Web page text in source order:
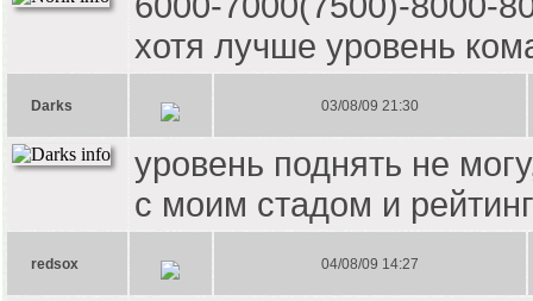
хотя лучше уровень
Darks 03/08/09 21:30
уровень поднять не
с моим стадом и
redsox 04/08/09 14:27